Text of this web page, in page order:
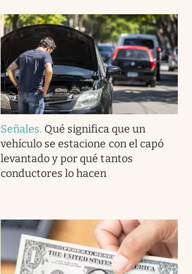
Señales. Qué significa que un
vehículo se estacione con el capó
levantado y por qué tantos
conductores lo hacen